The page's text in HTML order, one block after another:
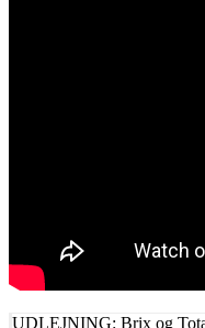
UDLEJNING: Brix og